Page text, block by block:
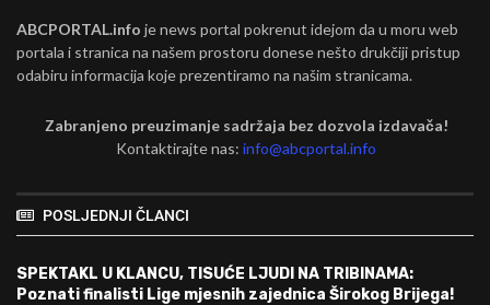
ABCPORTAL.info je news portal pokrenut idejom da u moru web
portala i stranica na našem prostoru donese nešto drukčiji pristup
odabiru informacija koje prezentiramo na našim stranicama.
Zabranjeno preuzimanje sadržaja bez dozvola izdavača!
Kontaktirajte nas:info@abcportal.info
POSLJEDNJI ČLANCI
SPEKTAKL U KLANCU, TISUĆE LJUDI NA TRIBINAMA:
Poznati finalisti Lige mjesnih zajednica Širokog Brijega!